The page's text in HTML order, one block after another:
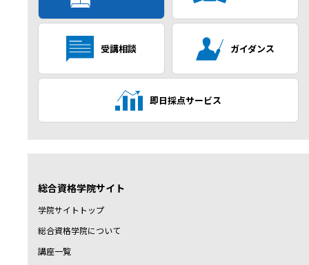
受講相談 ガイダンス
即日採点サービス
総合資格学院サイト
学院サイトトップ
総合資格学院について
講座一覧